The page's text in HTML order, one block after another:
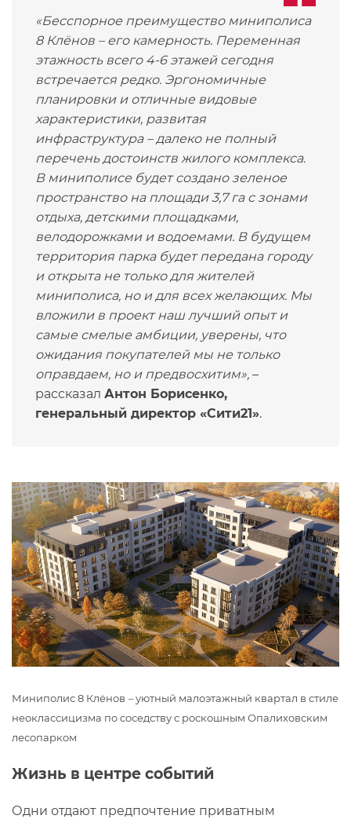
«Бесспорное преимущество миниполиса
8 Клёнов – его камерность. Переменная
этажность всего 4-6 этажей сегодня
встречается редко. Эргономичные
планировки и отличные видовые
характеристики, развитая
инфраструктура – далеко не полный
перечень достоинств жилого комплекса.
В миниполисе будет создано зеленое
пространство на площади 3,7 га с зонами
отдыха, детскими площадками,
велодорожками и водоемами. В будущем
территория парка будет передана городу
и открыта не только для жителей
миниполиса, но и для всех желающих. Мы
вложили в проект наш лучший опыт и
самые смелые амбиции, уверены, что
ожидания покупателей мы не только
оправдаем, но и предвосхитим», –
рассказал Антон Борисенко,
генеральный директор «Сити21».
Миниполис 8 Клёнов –уютный малоэтажный квартал в стиле
неоклассицизма по соседству с роскошным Опалиховским
лесопарком
Жизнь в центре событий
Одни отдают предпочтение приватным